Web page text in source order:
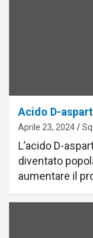
Acido D-
Aprile 23, 2024
L’acido D-
diventato
aumentare il